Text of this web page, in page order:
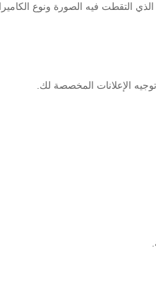
التقطت فيه الصورة ونوع
الإعلانات المخصصة لك.